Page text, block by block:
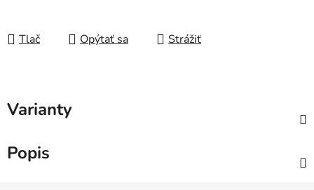
Tlač Opýtať sa Strážiť
Varianty
Popis